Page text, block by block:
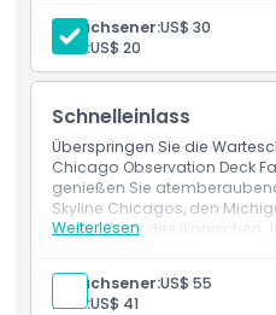
Richtlinie für Kinder und
Ausschlüsse
Öffnungszeiten
TILT-Erlebnis.
Erwachsener:US$ 30
Kind:US$ 20
Schnelleinlass
Überspringen Sie die
Chicago Observation Deck
genießen Sie
Skyline Chicagos, den
Im 94. Stock des ikonischen
unvergessliches Chicago
Weiterlesen
Erwachsener:US$ 55
Kind:US$ 41